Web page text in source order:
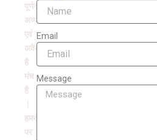
पूर्णतः
अव्यवसायिक
एवं
अवैतनिक
है
मंच
है
हमरंग
पर
Email
Message